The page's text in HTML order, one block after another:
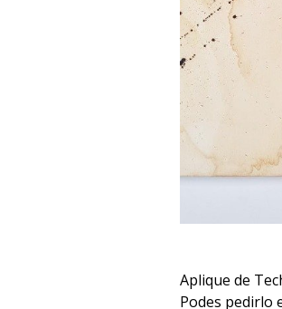
Aplique de
Podes pedirlo